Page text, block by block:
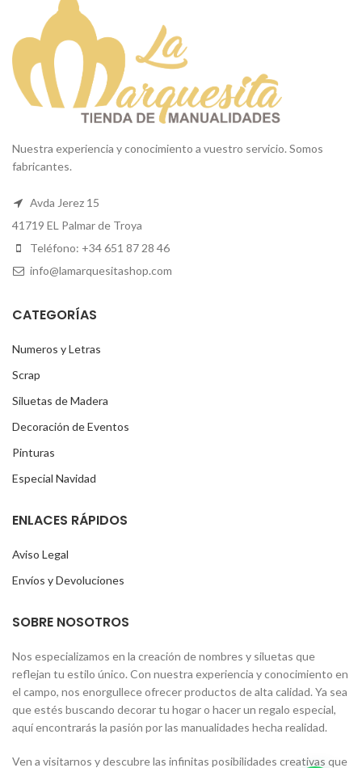
Nuestra experiencia y conocimiento a vuestro servicio. Somos
fabricantes.
Avda Jerez 15
41719 EL Palmar de Troya
Teléfono: +34 651 87 28 46
info@lamarquesitashop.com
CATEGORÍAS
Numeros y Letras
Scrap
Siluetas de Madera
Decoración de Eventos
Pinturas
Especial Navidad
ENLACES RÁPIDOS
Aviso Legal
Envíos y Devoluciones
SOBRE NOSOTROS
Nos especializamos en la creación de nombres y siluetas que
reflejan tu estilo único. Con nuestra experiencia y conocimiento en
el campo, nos enorgullece ofrecer productos de alta calidad. Ya sea
que estés buscando decorar tu hogar o hacer un regalo especial,
aquí encontrarás la pasión por las manualidades hecha realidad.
Ven a visitarnos y descubre las infinitas posibilidades creativas que